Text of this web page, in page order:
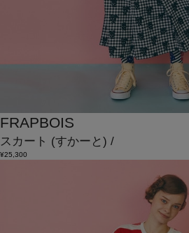
FRAPBOIS
スカート (すかーと) /
¥25,300